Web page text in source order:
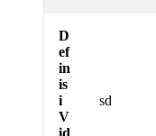
D
ef
in
is
i
V
sd